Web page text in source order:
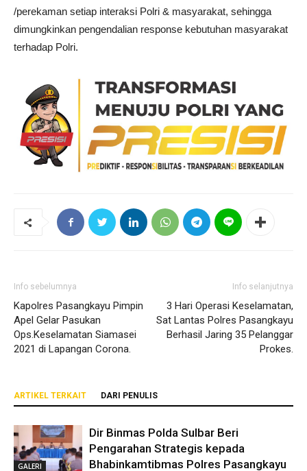
/perekaman setiap interaksi Polri & masyarakat, sehingga
dimungkinkan pengendalian response kebutuhan masyarakat
terhadap Polri.
Info sebelumnya
Kapolres Pasangkayu Pimpin
Apel Gelar Pasukan
Ops.Keselamatan Siamasei
2021 di Lapangan Corona.
Info selanjutnya
3 Hari Operasi Keselamatan,
Sat Lantas Polres Pasangkayu
Berhasil Jaring 35 Pelanggar
Prokes.
ARTIKEL TERKAIT DARI PENULIS
GALERI
Dir Binmas Polda Sulbar Beri
Pengarahan Strategis kepada
Bhabinkamtibmas Polres Pasangkayu